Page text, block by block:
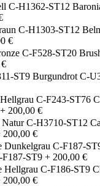
€
Burgundrot C-
+ 200,00 €
200,00 €
F187-ST9 + 200,00 €
200,00 €